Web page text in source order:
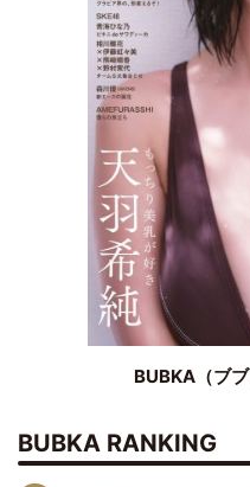
BUBKA（ブ
BUBKA RANKING